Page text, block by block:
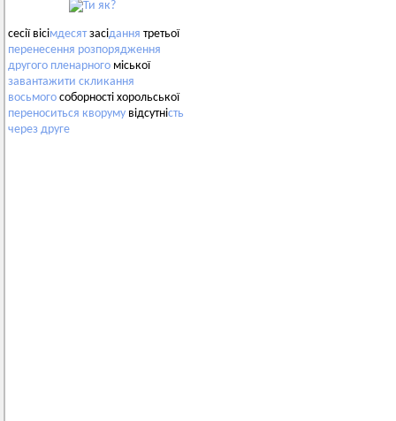
сесії вісімдесятзасідання третьої
перенесення розпорядження
другого пленарного міської
завантажити скликання
восьмого соборності хорольської
переноситься кворуму відсутність
через друге